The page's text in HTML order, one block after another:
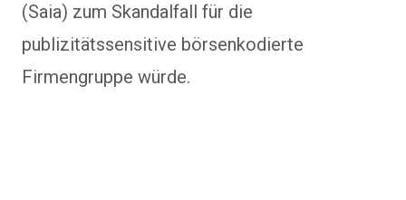
(Saia) zum Skandalfall für die
publizitätssensitive börsenkodierte
Firmengruppe würde.